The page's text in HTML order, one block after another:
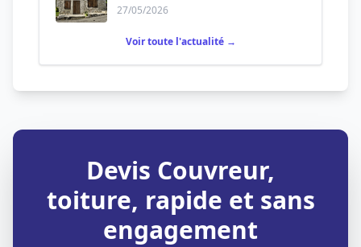
27/05/2026
Voir toute l'actualité →
Devis Couvreur,
toiture, rapide et sans
engagement